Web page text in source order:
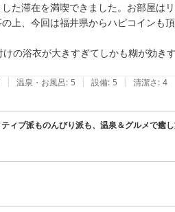
た滞在を満喫できました。お部屋は
上、今回は福井県からハピコインも
の浴衣が大きすぎてしかも糊が効き
| 温泉・お風呂: 5 | 設備: 5 | 清潔さ: 4
ィブ派ものんびり派も、温泉＆グルメで癒